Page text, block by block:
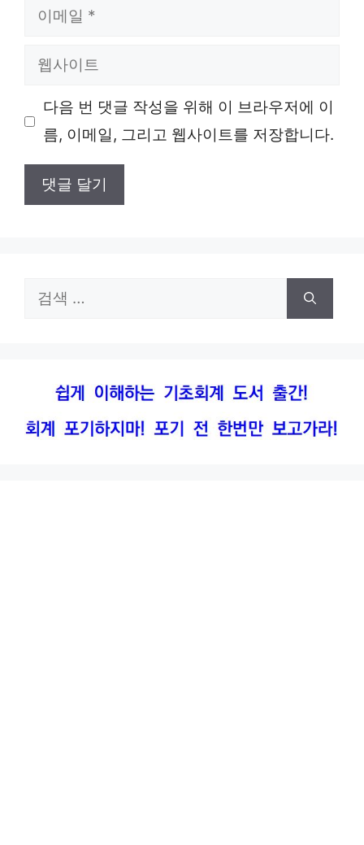
일
이 다음 번 댓글 작성을 위해 이 브라우저에 이
름, 이메일, 그리고 웹사이트를 저장합니다.